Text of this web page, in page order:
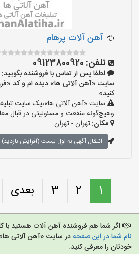
آهن آلات پرهام
تلفن: 09123800920
لطفا پس از تماس با فروشنده
کنید»
سایت «آهن آلاتی ها»،یک سایت
وهیچ‌گونه منفعت و مسئولیتی در قبال
مکان:تهران - تهران
انتقال آگهی به اول لیست (افزایش بازدید)
1
2
3 بعدی
اگر شما هم فروشنده آهن آلات هستید با
نام شما در این صفحهدر سایت «آهن آلاتی
خودتان را معرفی کنید.